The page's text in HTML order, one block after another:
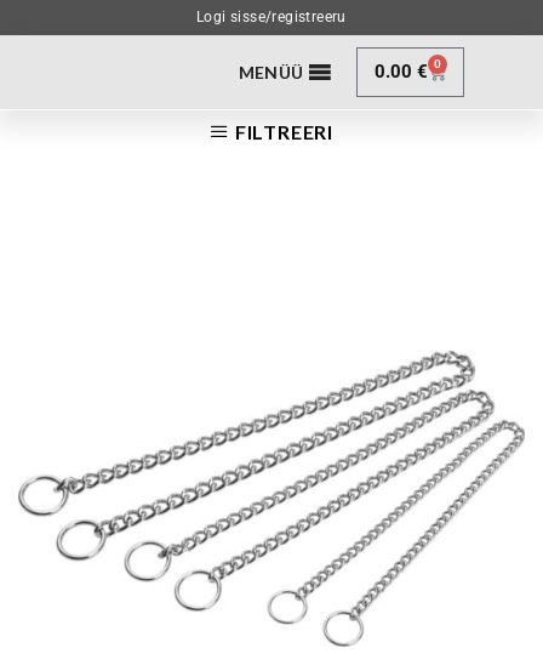
Logi sisse/registreeru
MENÜÜ 0.00€ 0
FILTREERI